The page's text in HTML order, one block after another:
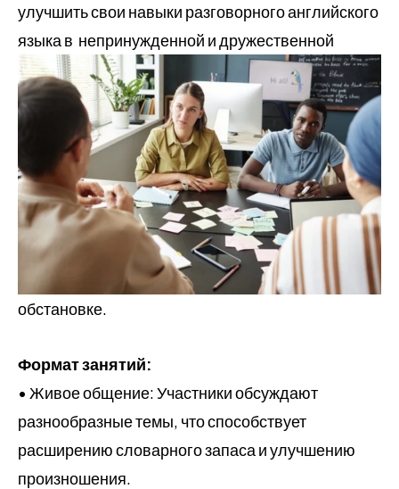
улучшить свои навыки разговорного английского
языка в непринужденной и дружественной
обстановке.
Формат занятий:
• Живое общение: Участники обсуждают
разнообразные темы, что способствует
расширению словарного запаса и улучшению
произношения.